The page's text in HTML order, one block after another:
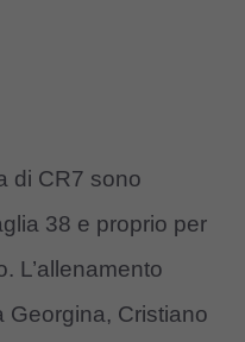
di CR7 sono
38 e proprio per
L’allenamento
Georgina, Cristiano